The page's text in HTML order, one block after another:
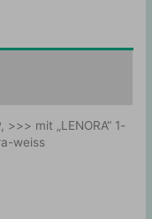
>>> mit „LENORA“ 1-
weiss